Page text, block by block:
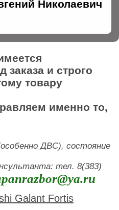
Николаевич
и строго
товару
именно то,
ДВС), состояние
тел. 8(383)
Galant Fortis